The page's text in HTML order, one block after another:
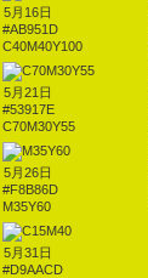
5月16日
#AB951D
C40M40Y100
5月21日
#53917E
C70M30Y55
5月26日
#F8B86D
M35Y60
5月31日
#D9AACD